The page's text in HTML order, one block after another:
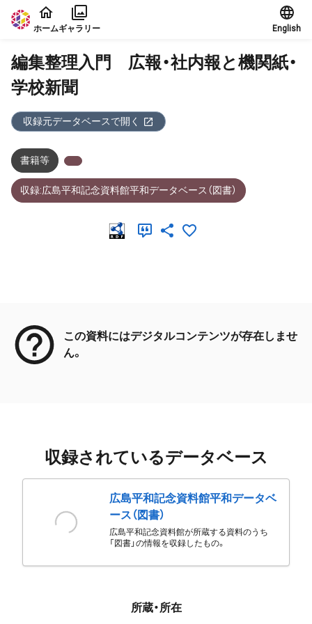
本文に飛ぶ
ホームギャラリー English
編集整理入門 広報・社内報と機関紙・
学校新聞
収録元データベースで開く
書籍等
収録:広島平和記念資料館平和データベース（図書）
この資料にはデジタルコンテンツが存在しませ
ん。
収録されているデータベース
広島平和記念資料館平和データベ
ース（図書）
広島平和記念資料館が所蔵する資料のうち
「図書」の情報を収録したもの。
所蔵・所在